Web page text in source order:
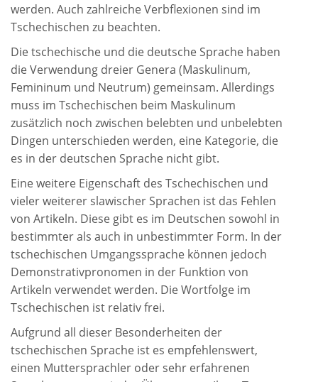
werden. Auch zahlreiche Verbflexionen sind im
Tschechischen zu beachten.
Die tschechische und die deutsche Sprache haben
die Verwendung dreier Genera (Maskulinum,
Femininum und Neutrum) gemeinsam. Allerdings
muss im Tschechischen beim Maskulinum
zusätzlich noch zwischen belebten und unbelebten
Dingen unterschieden werden, eine Kategorie, die
es in der deutschen Sprache nicht gibt.
Eine weitere Eigenschaft des Tschechischen und
vieler weiterer slawischer Sprachen ist das Fehlen
von Artikeln. Diese gibt es im Deutschen sowohl in
bestimmter als auch in unbestimmter Form. In der
tschechischen Umgangssprache können jedoch
Demonstrativpronomen in der Funktion von
Artikeln verwendet werden. Die Wortfolge im
Tschechischen ist relativ frei.
Aufgrund all dieser Besonderheiten der
tschechischen Sprache ist es empfehlenswert,
einen Muttersprachler oder sehr erfahrenen